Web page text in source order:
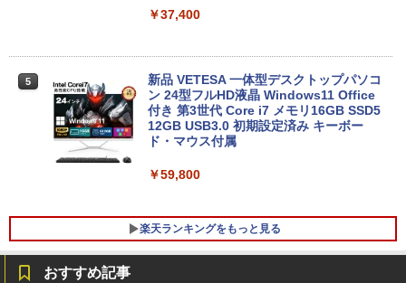
￥11,900
5
【★最大100%ポイント】【大特価!訳あ
り!】【タッチパネル×Webカメラ】Pana
sonic Let's note CF-XZ6/第7世代 Core
i5/メモリ:8GB/SSD:128GB/12型液晶/Wi
fi/Bluetooth/Office/USB-C/HDMI/中古パ
Windows11 Windows10
￥37,400
5
新品 VETESA 一体型デスクトップパソコ
ン 24型フルHD液晶 Windows11 Office
付き 第3世代 Core i7 メモリ16GB SSD5
12GB USB3.0 初期設定済み キーボー
ド・マウス付属
￥59,800
楽天ランキングをもっと見る
おすすめ記事